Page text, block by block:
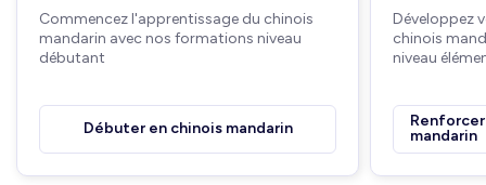
Commencez l'apprentissage du chinois
mandarin avec nos formations niveau
débutant
Débuter en chinois mandarin
Développez
chinois
niveau
mandarin